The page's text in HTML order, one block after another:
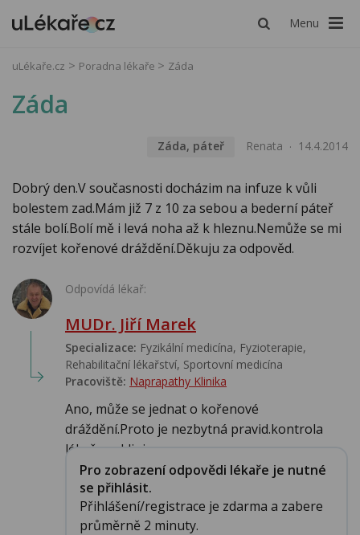
Menu
uLékaře.cz Poradna lékaře Záda
Záda
Záda, páteř Renata 14.4.2014
Dobrý den.V současnosti docházim na infuze k vůli
bolestem zad.Mám již 7 z 10 za sebou a bederní páteř
stále bolí.Bolí mě i levá noha až k hleznu.Nemůže se mi
rozvíjet kořenové dráždění.Děkuju za odpověd.
Odpovídá lékař:
MUDr. Jiří Marek
Specializace: Fyzikální medicína, Fyzioterapie,
Rehabilitační lékařství‎, Sportovní medicína‎
Pracoviště: Naprapathy Klinika
Ano, může se jednat o kořenové
dráždění.Proto je nezbytná pravid.kontrola
lékařem, klinic...
Pro zobrazení odpovědi lékaře je nutné
se přihlásit.
Přihlášení/registrace je zdarma a zabere
průměrně 2 minuty.